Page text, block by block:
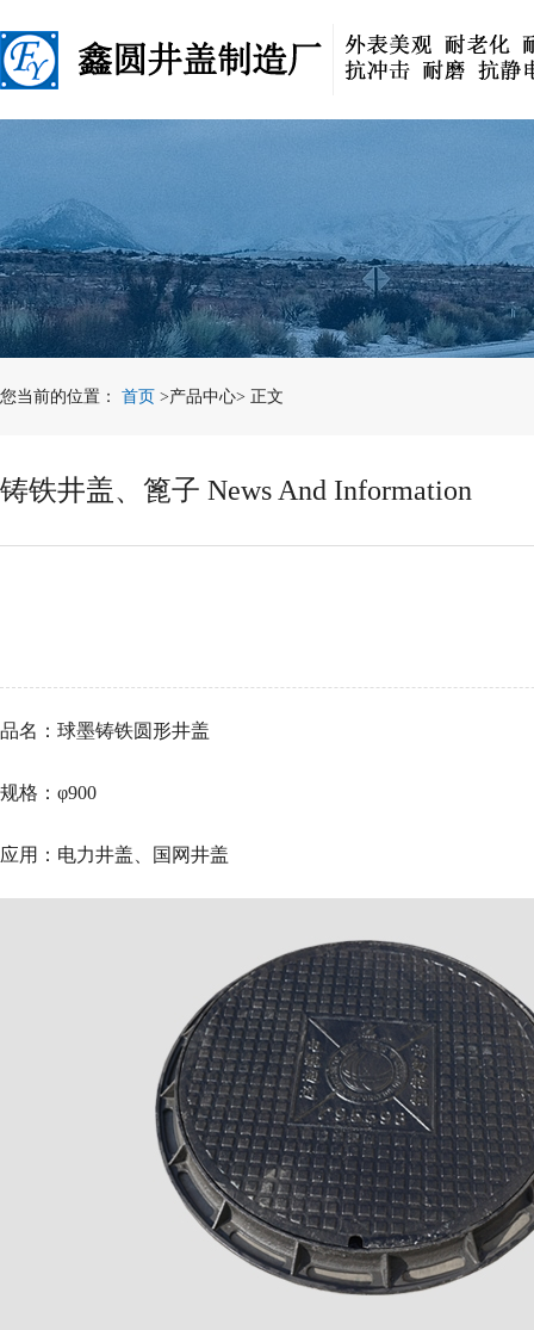
您当前的位置： 首页 >产品中心> 正文
铸铁井盖、篦子 News And Information
品名：球墨铸铁圆形井盖
规格：φ900
应用：电力井盖、国网井盖